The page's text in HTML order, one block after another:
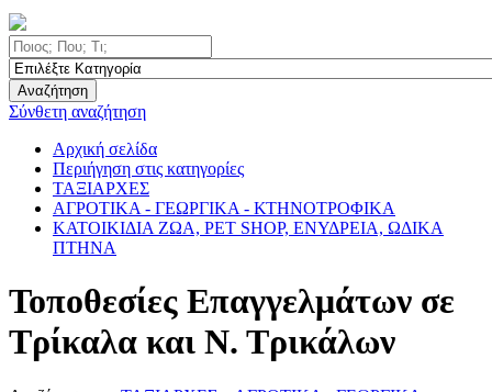
Αναζήτηση
Σύνθετη αναζήτηση
Αρχική σελίδα
Περιήγηση στις κατηγορίες
ΤΑΞΙΑΡΧΕΣ
ΑΓΡΟΤΙΚΑ - ΓΕΩΡΓΙΚΑ - ΚΤΗΝΟΤΡΟΦΙΚΑ
ΚΑΤΟΙΚΙΔΙΑ ΖΩΑ, PET SHOP, ΕΝΥΔΡΕΙΑ, ΩΔΙΚΑ
ΠΤΗΝΑ
Τοποθεσίες Επαγγελμάτων σε
Τρίκαλα και Ν. Τρικάλων